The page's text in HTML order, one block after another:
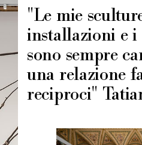
"Le mie
installazioni e i
sono sempre
una relazione
reciproci"
Image
principale